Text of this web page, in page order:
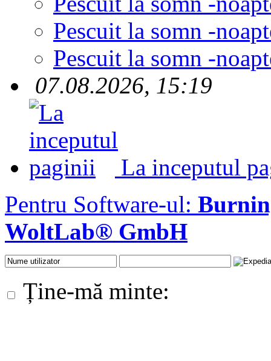
Pescuit la somn -
Pescuit la somn -
07.08.2026, 15:19
La inceputul
Pentru Software-ul:
WoltLab® GmbH
Ține-mă minte: